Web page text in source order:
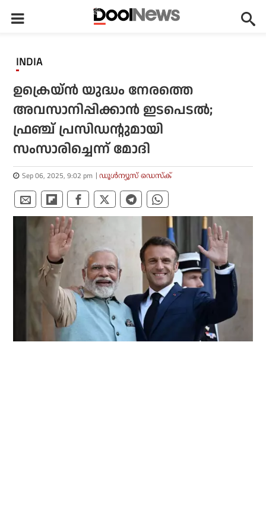
INDIA
ഉക്രെയ്ന്‍ യുദ്ധം നേരത്തെ
അവസാനിപ്പിക്കാന്‍ ഇടപെടല്‍;
ഫ്രഞ്ച് പ്രസിഡന്റുമായി
സംസാരിച്ചെന്ന് മോദി
Sep 06, 2025, 9:02 pm ഡൂള്‍ന്യൂസ് ഡെസ്‌ക്